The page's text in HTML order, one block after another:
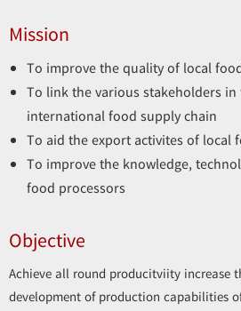
Mission
To improve the quality of local
To link the various stakeholders
international food supply chain
To aid the export activites of local
To improve the knowledge,
food processors
Objective
Achieve all round producitviity increase
development of production capabilities